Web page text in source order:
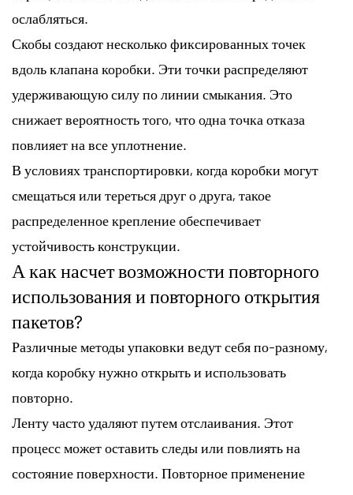
ослабляться.
Скобы создают несколько фиксированных точек
вдоль клапана коробки. Эти точки распределяют
удерживающую силу по линии смыкания. Это
снижает вероятность того, что одна точка отказа
повлияет на все уплотнение.
В условиях транспортировки, когда коробки могут
смещаться или тереться друг о друга, такое
распределенное крепление обеспечивает
устойчивость конструкции.
А как насчет возможности повторного
использования и повторного открытия
пакетов?
Различные методы упаковки ведут себя по-разному,
когда коробку нужно открыть и использовать
повторно.
Ленту часто удаляют путем отслаивания. Этот
процесс может оставить следы или повлиять на
состояние поверхности. Повторное применение